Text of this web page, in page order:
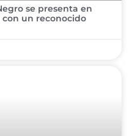
se presenta en
un reconocido